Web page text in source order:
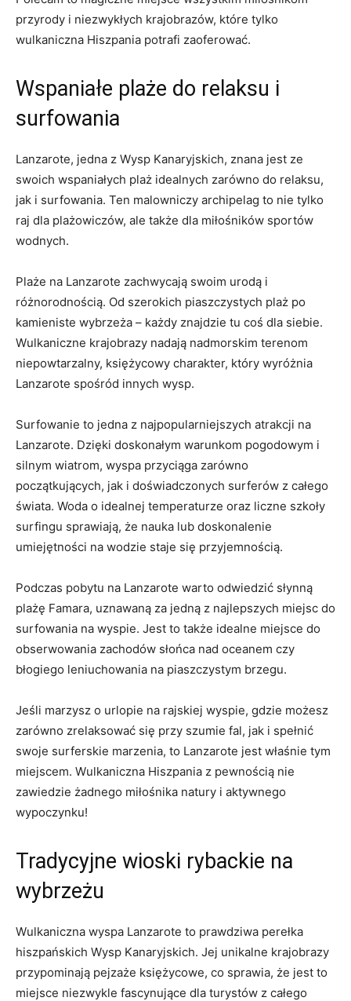
przyrody i niezwykłych krajobrazów, które tylko
wulkaniczna Hiszpania potrafi zaoferować.
Wspaniałe plaże do relaksu i
surfowania
Lanzarote, jedna z Wysp Kanaryjskich, znana jest ze
swoich wspaniałych plaż idealnych zarówno do relaksu,
jak i surfowania. Ten malowniczy archipelag to nie tylko
raj dla plażowiczów, ale także dla miłośników sportów
wodnych.
Plaże na Lanzarote zachwycają swoim urodą i
różnorodnością. Od szerokich piaszczystych plaż po
kamieniste wybrzeża – każdy znajdzie tu coś dla siebie.
Wulkaniczne krajobrazy nadają nadmorskim terenom
niepowtarzalny, księżycowy charakter, który wyróżnia
Lanzarote spośród innych wysp.
Surfowanie to jedna z najpopularniejszych atrakcji na
Lanzarote. Dzięki doskonałym warunkom pogodowym i
silnym wiatrom, wyspa przyciąga zarówno
początkujących, jak i doświadczonych surferów z całego
świata. Woda o idealnej temperaturze oraz liczne szkoły
surfingu sprawiają, że nauka lub doskonalenie
umiejętności na wodzie staje się przyjemnością.
Podczas pobytu na Lanzarote warto odwiedzić słynną
plażę Famara, uznawaną za jedną z najlepszych miejsc do
surfowania na wyspie. Jest to także idealne miejsce do
obserwowania zachodów słońca nad oceanem czy
błogiego leniuchowania na piaszczystym brzegu.
Jeśli marzysz o urlopie na rajskiej wyspie, gdzie możesz
zarówno zrelaksować się przy szumie fal, jak i spełnić
swoje surferskie marzenia, to Lanzarote jest właśnie tym
miejscem. Wulkaniczna Hiszpania z pewnością nie
zawiedzie żadnego miłośnika natury i aktywnego
wypoczynku!
Tradycyjne wioski rybackie na
wybrzeżu
Wulkaniczna wyspa Lanzarote to prawdziwa perełka
hiszpańskich Wysp Kanaryjskich. Jej unikalne krajobrazy
przypominają pejzaże księżycowe, co sprawia, że jest to
miejsce niezwykle fascynujące dla turystów z całego